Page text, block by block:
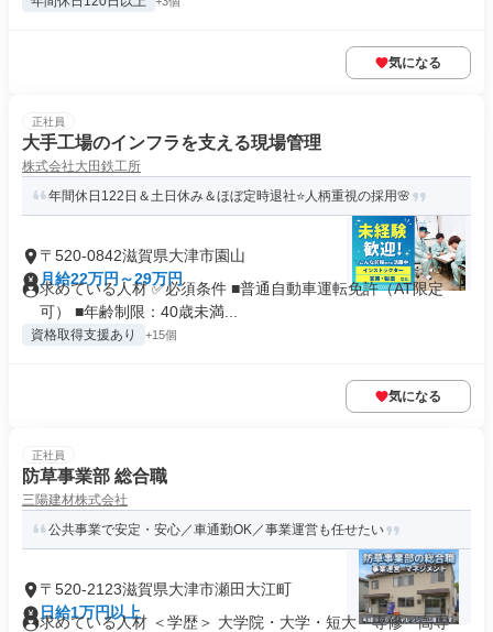
気になる
正社員
大手工場のインフラを支える現場管理
株式会社大田鉄工所
年間休日122日＆土日休み＆ほぼ定時退社⭐人柄重視の採用🌸
〒520-0842滋賀県大津市園山
月給22万円～29万円
求めている人材 ✅必須条件 ■普通自動車運転免許（AT限定
可） ■年齢制限：40歳未満...
資格取得支援あり +15個
気になる
正社員
防草事業部 総合職
三陽建材株式会社
公共事業で安定・安心／車通勤OK／事業運営も任せたい
〒520-2123滋賀県大津市瀬田大江町
日給1万円以上
求めている人材 ＜学歴＞ 大学院・大学・短大・専修・高専・